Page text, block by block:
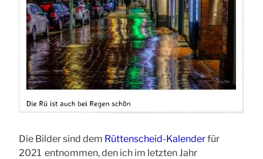
Die Bilder sind dem Rüttenscheid-Kalenderfür
2021 entnommen, den ich im letzten Jahr